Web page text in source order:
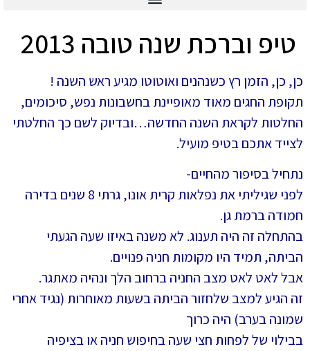
טיפ וברכת שנה טובה 2013
כן, כן, הזמן רץ כשנהנים ואוטוטו מגיע ראש השנה !
תקופת החגים מאוד מאופיינת בחשבונות נפש, סיכומים,
החלטות לקראת השנה החדשה…ובדיוק לשם כך החלטתי
לצייד אתכם בטיפ מועיל.
נתחיל בסיפור מהחיים-
לפני שגיליתי את נפלאות קרית אונו, גרתי 8 שנים בדירה
חמודה ברמת גן.
בהתחלה זה היה תענוג. לא משנה באיזו שעה הגעתי
הביתה, תמיד היו מקומות חניה פנויים.
אבל לאט לאט מצב החניה ברחוב הלך ונהיה מאתגר.
זה הגיע למצב שלחזור הביתה בשעות מאוחרות (נגיד אחרי
שמונה בערב) היה כרוך
בבילוי של לפחות חצי שעה בחיפוש חניה או בציפיה